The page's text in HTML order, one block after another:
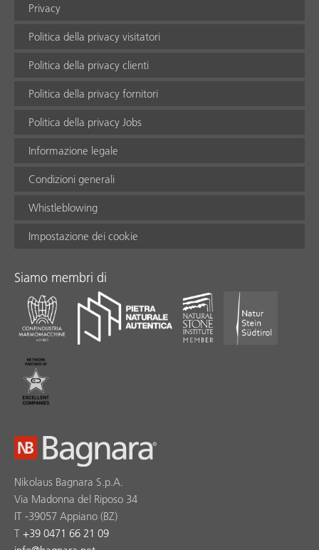
Privacy
Politica della privacy visitatori
Politica della privacy clienti
Politica della privacy fornitori
Politica della privacy Jobs
Informazione legale
Condizioni generali
Whistleblowing
Impostazione dei cookie
Siamo membri di
Nikolaus Bagnara S.p.A.
Via Madonna del Riposo 34
IT -39057 Appiano (BZ)
T +39 0471 66 21 09